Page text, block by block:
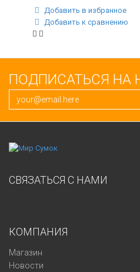
Добавить в избранное
Добавить к сравнению
ПОДПИСАТЬСЯ НА
СВЯЗАТЬСЯ С НАМИ
КОМПАНИЯ
Магазин
Новости